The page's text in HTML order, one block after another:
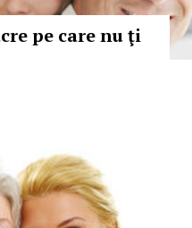
pe care nu ţi